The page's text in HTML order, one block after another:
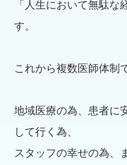
「人生において無駄
す。
これから複数医師体制
地域医療の為、患者に
して行く為、
スタッフの幸せの為、